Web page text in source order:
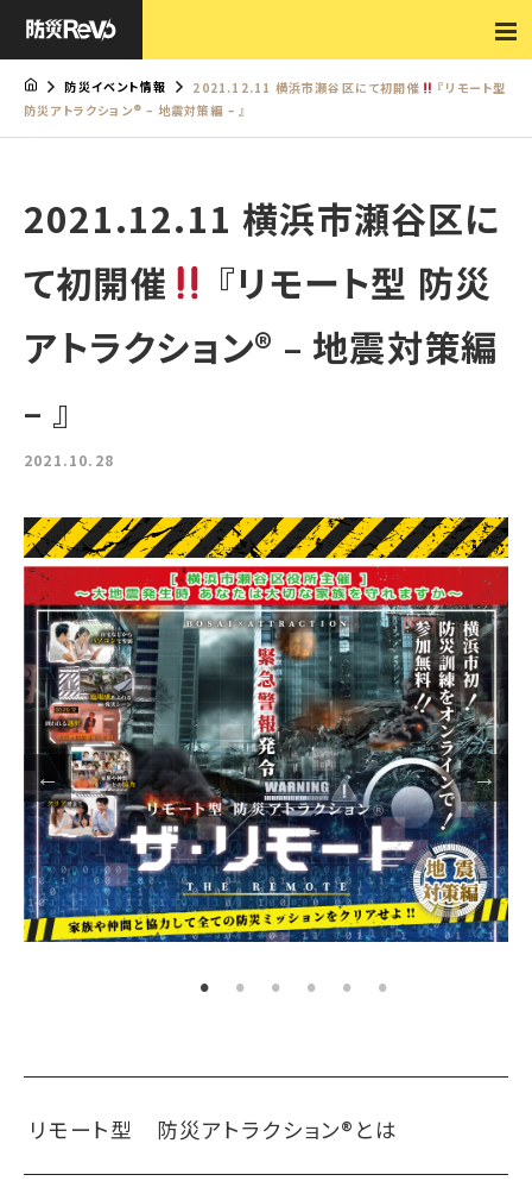
防災イベント情報 2021.12.11 横浜市瀬谷区にて初開催
『リモート型
防災アトラクション® – 地震対策編 – 』
2021.12.11 横浜市瀬谷区に
て初開催
『リモート型 防災
アトラクション® – 地震対策編
– 』
2021.10.28
リモート型 防災アトラクション®とは